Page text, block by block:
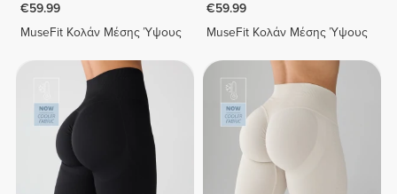
€59.99
MuseFit Κολάν Μέσης Ύψους
€59.99
MuseFit Κολάν Μέσης Ύψους